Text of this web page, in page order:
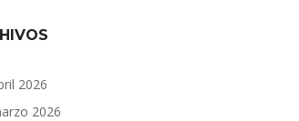
2026
2026